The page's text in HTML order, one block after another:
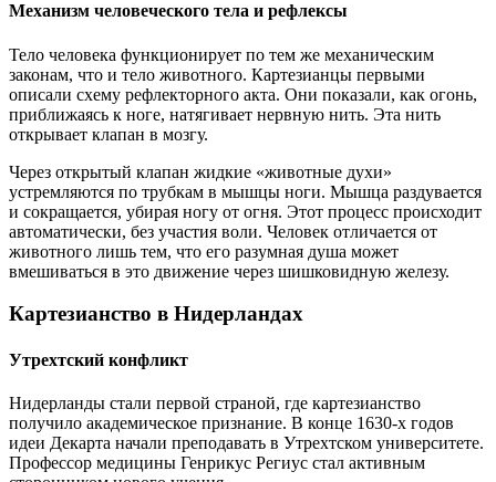
Механизм человеческого тела и рефлексы
Тело человека функционирует по тем же механическим
законам, что и тело животного. Картезианцы первыми
описали схему рефлекторного акта. Они показали, как огонь,
приближаясь к ноге, натягивает нервную нить. Эта нить
открывает клапан в мозгу.
Через открытый клапан жидкие «животные духи»
устремляются по трубкам в мышцы ноги. Мышца раздувается
и сокращается, убирая ногу от огня. Этот процесс происходит
автоматически, без участия воли. Человек отличается от
животного лишь тем, что его разумная душа может
вмешиваться в это движение через шишковидную железу.
Картезианство в Нидерландах
Утрехтский конфликт
Нидерланды стали первой страной, где картезианство
получило академическое признание. В конце 1630-х годов
идеи Декарта начали преподавать в Утрехтском университете.
Профессор медицины Генрикус Региус стал активным